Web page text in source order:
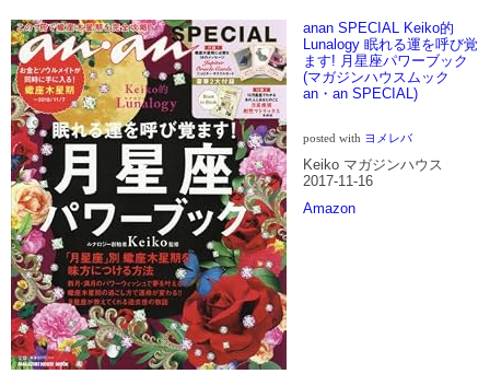
anan SPECIAL Keiko的
Lunalogy 眠れる運を呼び覚
ます! 月星座パワーブック
(マガジンハウスムック
an・an SPECIAL)
posted with ヨメレバ
Keiko マガジンハウス
2017-11-16
Amazon